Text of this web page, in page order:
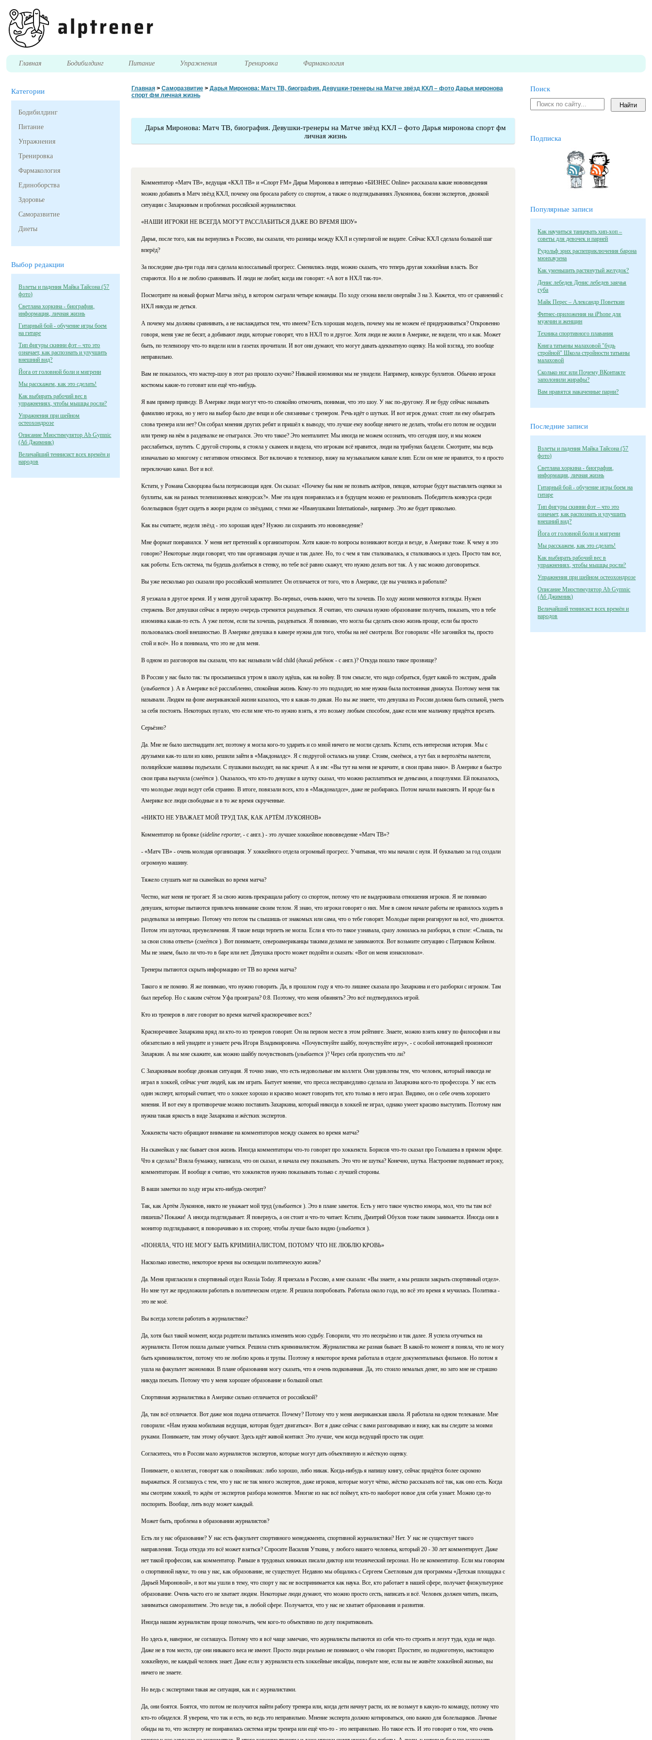
Главная Бодибилдинг Питание Упражнения Тренировка Фармакология
Категории
Бодибилдинг
Питание
Упражнения
Тренировка
Фармакология
Единоборства
Здоровье
Саморазвитие
Диеты
Выбор редакции
Взлеты и падения Майка Тайсона (57
фото)
Светлана хоркина - биография,
информация, личная жизнь
Гитарный бой - обучение игры боем
на гитаре
Тип фигуры скинни фэт – что это
означает, как распознать и улучшить
внешний вид?
Йога от головной боли и мигрени
Мы расскажем, как это сделать!
Как выбирать рабочий вес в
упражнениях, чтобы мышцы росли?
Упражнения при шейном
остеохондрозе
Описание Миостимулятор Ab Gymnic
(Аб Джимник)
Величайший теннисист всех времён и
народов
Главная> Саморазвитие> Дарья Миронова: Матч ТВ, биография. Девушки-тренеры на Матче звёзд КХЛ – фото Дарья миронова
спорт фм личная жизнь
Дарья Миронова: Матч ТВ, биография. Девушки-тренеры на Матче звёзд КХЛ – фото Дарья миронова спорт фм
личная жизнь
Комментатор «Матч ТВ», ведущая «КХЛ ТВ» и «Спорт FM» Дарья Миронова в интервью «БИЗНЕС Online» рассказала какие нововведения
можно добавить в Матч звёзд КХЛ, почему она бросала работу со спортом, а также о подглядываниях Лукоянова, боязни экспертов, двоякой
ситуации с Захаркиным и проблемах российской журналистики.
«НАШИ ИГРОКИ НЕ ВСЕГДА МОГУТ РАССЛАБИТЬСЯ ДАЖЕ ВО ВРЕМЯ ШОУ»
Дарья, после того, как вы вернулись в Россию, вы сказали, что разницы между КХЛ и суперлигой не видите. Сейчас КХЛ сделала большой шаг
вперёд?
За последние два-три года лига сделала колоссальный прогресс. Сменились люди, можно сказать, что теперь другая хоккейная власть. Все
стараются. Но я не люблю сравнивать. И люди не любят, когда им говорят: «А вот в НХЛ так-то».
Посмотрите на новый формат Матча звёзд, в котором сыграли четыре команды. По ходу сезона ввели овертайм 3 на 3. Кажется, что от сравнений с
НХЛ никуда не деться.
А почему мы должны сравнивать, а не наслаждаться тем, что имеем? Есть хорошая модель, почему мы не можем её придерживаться? Откровенно
говоря, меня уже не бесят, а добивают люди, которые говорят, что в НХЛ то и другое. Хотя люди не жили в Америке, не видели, что и как. Может
быть, по телевизору что-то видели или в газетах прочитали. И вот они думают, что могут давать адекватную оценку. На мой взгляд, это вообще
неправильно.
Вам не показалось, что мастер-шоу в этот раз прошло скучно? Никакой изюминки мы не увидели. Например, конкурс буллитов. Обычно игроки
костюмы какие-то готовят или ещё что-нибудь.
Я вам пример приведу. В Америке люди могут что-то спокойно отмочить, понимая, что это шоу. У нас по-другому. Я не буду сейчас называть
фамилию игрока, но у него на выбор было две вещи и обе связанные с тренером. Речь идёт о шутках. И вот игрок думал: стоит ли ему обыграть
слова тренера или нет? Он собрал мнения других ребят и пришёл к выводу, что лучше ему вообще ничего не делать, чтобы его потом не осудили
или тренер на нём в раздевалке не отыгрался. Это что такое? Это менталитет. Мы иногда не можем осознать, что сегодня шоу, и мы можем
расслабиться, шутить. С другой стороны, я стояла у скамеек и видела, что игрокам всё нравится, люди на трибунах балдели. Смотрите, мы ведь
изначально ко многому с негативом относимся. Вот включаю я телевизор, вижу на музыкальном канале клип. Если он мне не нравится, то я просто
переключаю канал. Вот и всё.
Кстати, у Романа Скворцова была потрясающая идея. Он сказал: «Почему бы нам не позвать актёров, певцов, которые будут выставлять оценки за
буллиты, как на разных телевизионных конкурсах?». Мне эта идея понравилась и в будущем можно ее реализовать. Победитель конкурса среди
болельщиков будет сидеть в жюри рядом со звёздами, с теми же «Иванушками International», например. Это же будет прикольно.
Как вы считаете, неделя звёзд - это хорошая идея? Нужно ли сохранить это нововведение?
Мне формат понравился. У меня нет претензий к организатором. Хотя какие-то вопросы возникают всегда и везде, в Америке тоже. К чему я это
говорю? Некоторые люди говорят, что там организация лучше и так далее. Но, то с чем я там сталкивалась, я сталкиваюсь и здесь. Просто там все,
как роботы. Есть система, ты будешь долбиться в стенку, но тебе всё равно скажут, что нужно делать вот так. А у нас можно договориться.
Вы уже несколько раз сказали про российский менталитет. Он отличается от того, что в Америке, где вы учились и работали?
Я уезжала в другое время. И у меня другой характер. Во-первых, очень важно, чего ты хочешь. По ходу жизни меняются взгляды. Нужен
стержень. Вот девушки сейчас в первую очередь стремятся раздеваться. Я считаю, что сначала нужно образование получить, показать, что в тебе
изюминка какая-то есть. А уже потом, если ты хочешь, раздеваться. Я понимаю, что могла бы сделать свою жизнь проще, если бы просто
пользовалась своей внешностью. В Америке девушка в камере нужна для того, чтобы на неё смотрели. Все говорили: «Не загоняйся ты, просто
стой и всё». Но я понимала, что это не для меня.
В одном из разговоров вы сказали, что вас называли wild child (дикий ребёнок - с англ.)? Откуда пошло такое прозвище?
В России у нас было так: ты просыпаешься утром в школу идёшь, как на войну. В том смысле, что надо собраться, будет какой-то экстрим, драйв
(улыбается ). А в Америке всё расслабленно, спокойная жизнь. Кому-то это подходит, но мне нужна была постоянная движуха. Поэтому меня так
называли. Людям на фоне американской жизни казалось, что я какая-то дикая. Но вы же знаете, что девушка из России должна быть сильной, уметь
за себя постоять. Некоторых пугало, что если мне что-то нужно взять, я это возьму любым способом, даже если мне мальчику придётся врезать.
Серьёзно?
Да. Мне не было шестнадцати лет, поэтому я могла кого-то ударить и со мной ничего не могли сделать. Кстати, есть интересная история. Мы с
друзьями как-то шли из кино, решили зайти в «Макдоналдс». Я с подругой осталась на улице. Стоим, смеёмся, а тут бах и вертолёты налетели,
полицейские машины подъехали. С пушками выходят, на нас кричат. А я им: «Вы тут на меня не кричите, я свои права знаю». В Америке я быстро
свои права выучила (смеётся ). Оказалось, что кто-то девушке в шутку сказал, что можно расплатиться не деньгами, а поцелуями. Ей показалось,
что молодые люди ведут себя странно. В итоге, повязали всех, кто в «Макдоналдсе», даже не разбираясь. Потом начали выяснять. И вроде бы в
Америке все люди свободные и в то же время скрученные.
«НИКТО НЕ УВАЖАЕТ МОЙ ТРУД ТАК, КАК АРТЁМ ЛУКОЯНОВ»
Комментатор на бровке (sideline reporter, - с англ.) - это лучшее хоккейное нововведение «Матч ТВ»?
- «Матч ТВ» - очень молодая организация. У хоккейного отдела огромный прогресс. Учитывая, что мы начали с нуля. И буквально за год создали
огромную машину.
Тяжело слушать мат на скамейках во время матча?
Честно, мат меня не трогает. Я за свою жизнь прекращала работу со спортом, потому что не выдерживала отношения игроков. Я не понимаю
девушек, которые пытаются привлечь внимание своим телом. Я знаю, что игроки говорят о них. Мне в самом начале работы не нравилось ходить в
раздевалки за интервью. Потому что потом ты слышишь от знакомых или сама, что о тебе говорят. Молодые парни реагируют на всё, что движется.
Потом эти шуточки, преувеличения. Я такие вещи терпеть не могла. Если я что-то такое узнавала, сразу ломилась на разборки, в стиле: «Слышь, ты
за свои слова ответь» (смеётся ). Вот понимаете, североамериканцы такими делами не занимаются. Вот возьмите ситуацию с Патриком Кейном.
Мы не знаем, было ли что-то в баре или нет. Девушка просто может подойти и сказать: «Вот он меня изнасиловал».
Тренеры пытаются скрыть информацию от ТВ во время матча?
Такого я не помню. Я же понимаю, что нужно говорить. Да, в прошлом году я что-то лишнее сказала про Захаркина и его разборки с игроком. Там
был перебор. Но с каким счётом Уфа проиграла? 0:8. Поэтому, что меня обвинять? Это всё подтвердилось игрой.
Кто из тренеров в лиге говорит во время матчей красноречивее всех?
Красноречивее Захаркина вряд ли кто-то из тренеров говорит. Он на первом месте в этом рейтинге. Знаете, можно взять книгу по философии и вы
обязательно в ней увидите и узнаете речь Игоря Владимировича. «Почувствуйте шайбу, почувствуйте игру», - с особой интонацией произносит
Захаркин. А вы мне скажите, как можно шайбу почувствовать (улыбается )? Через себя пропустить что ли?
С Захаркиным вообще двоякая ситуация. Я точно знаю, что есть недовольные им коллеги. Они удивлены тем, что человек, который никогда не
играл в хоккей, сейчас учит людей, как им играть. Бытует мнение, что пресса несправедливо сделала из Захаркина кого-то профессора. У нас есть
один эксперт, который считает, что о хоккее хорошо и красиво может говорить тот, кто только в него играл. Видимо, он о себе очень хорошего
мнения. И вот ему в противоречие можно поставить Захаркина, который никогда в хоккей не играл, однако умеет красиво выступить. Поэтому нам
нужна такая яркость в виде Захаркина и жёстких экспертов.
Хоккеисты часто обращают внимание на комментаторов между скамеек во время матча?
На скамейках у нас бывает своя жизнь. Иногда комментаторы что-то говорят про хоккеиста. Борисов что-то сказал про Голышева в прямом эфире.
Что я сделала? Взяла бумажку, написала, что он сказал, и начала ему показывать. Это что не шутка? Конечно, шутка. Настроение поднимает игроку,
комментаторам. И вообще я считаю, что хоккеистов нужно показывать только с лучшей стороны.
В ваши заметки по ходу игры кто-нибудь смотрит?
Так, как Артём Лукоянов, никто не уважает мой труд (улыбается ). Это в плане заметок. Есть у него такое чувство юмора, мол, что ты там всё
пишешь? Покажи! А иногда подглядывает. Я повернусь, а он стоит и что-то читает. Кстати, Дмитрий Обухов тоже таким занимается. Иногда они в
монитор подглядывают, я поворачиваю в их сторону, чтобы лучше было видно (улыбается ).
«ПОНЯЛА, ЧТО НЕ МОГУ БЫТЬ КРИМИНАЛИСТОМ, ПОТОМУ ЧТО НЕ ЛЮБЛЮ КРОВЬ»
Насколько известно, некоторое время вы освещали политическую жизнь?
Да. Меня пригласили в спортивный отдел Russia Today. Я приехала в Россию, а мне сказали: «Вы знаете, а мы решили закрыть спортивный отдел».
Но мне тут же предложили работать в политическом отделе. Я решила попробовать. Работала около года, но всё это время я мучилась. Политика -
это не моё.
Вы всегда хотели работать в журналистике?
Да, хотя был такой момент, когда родители пытались изменить мою судьбу. Говорили, что это несерьёзно и так далее. Я успела отучиться на
журналиста. Потом пошла дальше учиться. Решила стать криминалистом. Журналистика же разная бывает. В какой-то момент я поняла, что не могу
быть криминалистом, потому что не люблю кровь и трупы. Поэтому я некоторое время работала в отделе документальных фильмов. Но потом я
ушла на факультет экономики. В плане образования могу сказать, что я очень подкованная. Да, это стоило немалых денег, но зато мне не страшно
никуда поехать. Потому что у меня хорошее образование и большой опыт.
Спортивная журналистика в Америке сильно отличается от российской?
Да, там всё отличается. Вот даже моя подача отличается. Почему? Потому что у меня американская школа. Я работала на одном телеканале. Мне
говорили: «Нам нужна мобильная ведущая, которая будет двигаться». Вот я даже сейчас с вами разговариваю и вижу, как вы следите за моими
руками. Понимаете, там этому обучают. Здесь идёт живой контакт. Это лучше, чем когда ведущий просто так сидит.
Согласитесь, что в России мало журналистов экспертов, которые могут дать объективную и жёсткую оценку.
Понимаете, о коллегах, говорят как о покойниках: либо хорошо, либо никак. Когда-нибудь я напишу книгу, сейчас придётся более скромно
выражаться. Я соглашусь с тем, что у нас не так много экспертов, даже игроков, которые могут чётко, жёстко рассказать всё так, как оно есть. Когда
мы смотрим хоккей, то ждём от экспертов разбора моментов. Многие из нас всё поймут, кто-то наоборот новое для себя узнает. Можно где-то
поспорить. Вообще, лить воду может каждый.
Может быть, проблема в образовании журналистов?
Есть ли у нас образование? У нас есть факультет спортивного менеджмента, спортивной журналистики? Нет. У нас не существует такого
направления. Тогда откуда это всё может взяться? Спросите Василия Уткина, у любого нашего человека, который 20 - 30 лет комментирует. Даже
нет такой профессии, как комментатор. Раньше в трудовых книжках писали диктор или технический персонал. Но не комментатор. Если мы говорим
о спортивной науке, то она у нас, как образование, не существует. Недавно мы общались с Сергеем Светловым для программы «Детская площадка с
Дарьей Мироновой», и вот мы ушли в тему, что спорт у нас не воспринимается как наука. Все, кто работает в нашей сфере, получает физкультурное
образование. Очень часто его не хватает людям. Некоторые люди думают, что можно просто сесть, написать и всё. Человек должен читать, писать,
заниматься саморазвитием. Это везде так, в любой сфере. Получается, что у нас не хватает образования и развития.
Иногда нашим журналистам проще помолчать, чем кого-то объективно по делу покритиковать.
Но здесь я, наверное, не соглашусь. Потому что я всё чаще замечаю, что журналисты пытаются из себя что-то строить и лезут туда, куда не надо.
Даже не в том место, где они никакого веса не имеют. Просто люди реально не понимают, о чём говорят. Простите, но подноготную, настоящую
хоккейную, не каждый человек знает. Даже если у журналиста есть хоккейные инсайды, поверьте мне, если вы не живёте хоккейной жизнью, вы
ничего не знаете.
Но ведь с экспертами такая же ситуация, как и с журналистами.
Да, они боятся. Боятся, что потом не получится найти работу тренера или, когда дети начнут расти, их не возьмут в какую-то команду, потому что
кто-то обиделся. Я уверена, что так и есть, но ведь это неправильно. Мнение эксперта должно котироваться, оно важно для болельщиков. Личные
обиды на то, что эксперту не понравилась система игры тренера или ещё что-то - это неправильно. Но такое есть. И это говорит о том, что очень
Поиск
Подписка
Популярные записи
Как научиться танцевать хип-хоп –
советы для девочек и парней
Рудольф эрих распеприключения барона
мюнхаузена
Как уменьшить растянутый желудок?
Денис лебедев Денис лебедев заячья
губа
Майк Перес – Александр Поветкин
Фитнес-приложения на iPhone для
мужчин и женщин
Техника спортивного плавания
Книга татьяны малаховой "будь
стройной" Школа стройности татьяны
малаховой
Сколько ног или Почему ВКонтакте
заполонили жирафы?
Вам нравятся накаченные парни?
Последние записи
Взлеты и падения Майка Тайсона (57
фото)
Светлана хоркина - биография,
информация, личная жизнь
Гитарный бой - обучение игры боем на
гитаре
Тип фигуры скинни фэт – что это
означает, как распознать и улучшить
внешний вид?
Йога от головной боли и мигрени
Мы расскажем, как это сделать!
Как выбирать рабочий вес в
упражнениях, чтобы мышцы росли?
Упражнения при шейном остеохондрозе
Описание Миостимулятор Ab Gymnic
(Аб Джимник)
Величайший теннисист всех времён и
народов